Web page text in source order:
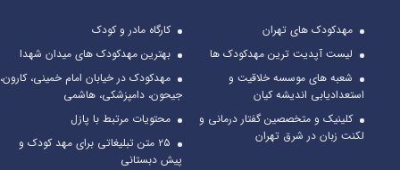
مهدکودک های تهران
کارگاه مادر و کودک
لیست آپدیت ترین مهدکودک ها
بهترین مهدکودک های میدان شهدا
شعبه های موسسه خلاقیت و
استعدادیابی اندیشه کیان
مهدکودک در خیابان امام خمینی، کارون،
جیحون، دامپزشکی، هاشمی
کلینیک و متخصصین گفتار درمانی و
لکنت زبان در شرق تهران
محتویات مرتبط با پازل
۲۵ متن تبلیغاتی برای مهد کودک و
پیش دبستانی